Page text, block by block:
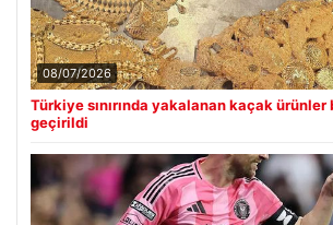
08/07/2026
Türkiye sınırında yakalanan kaçak
geçirildi